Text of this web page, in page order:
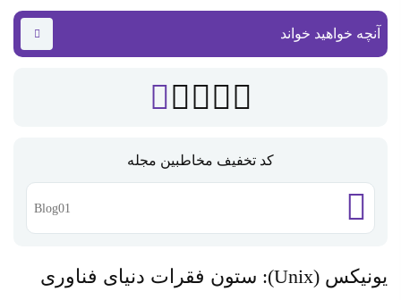
آنچه خواهید خواند
کد تخفیف مخاطبین مجله
Blog01
یونیکس (Unix): ستون فقرات دنیای فناوری